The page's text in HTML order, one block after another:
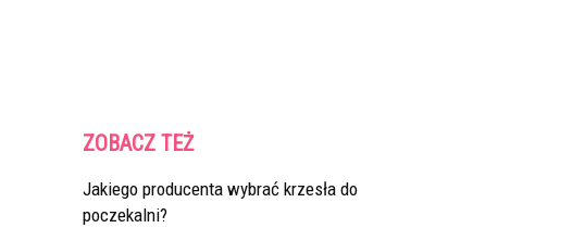
ZOBACZ TEŻ
Jakiego producenta wybrać krzesła do
poczekalni?